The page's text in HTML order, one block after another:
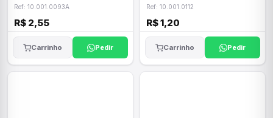
Ref: 10.001.0093A
R$ 2,55
Carrinho Pedir
Ref: 10.001.0112
R$ 1,20
Carrinho Pedir